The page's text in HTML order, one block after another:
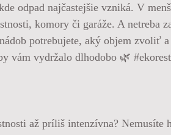
odpad najčastejšie vzniká. V
komory či garáže. A
potrebujete, aký objem zvoliť
vám vydržalo dlhodobo 🌿